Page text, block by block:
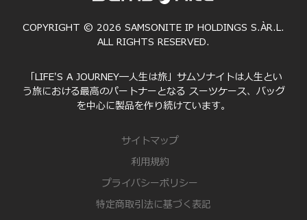
COPYRIGHT © 2026 SAMSONITE IP HOLDINGS S.ÀR.L.
ALL RIGHTS RESERVED.
「LIFE'S A JOURNEY―人生は旅」サムソナイトは人生とい
う旅における最高のパートナーとなる スーツケース、バッグ
を中心に製品を作り続けています。
サイトマップ
利用規約
プライバシーポリシー
特定商取引法に基づく表記